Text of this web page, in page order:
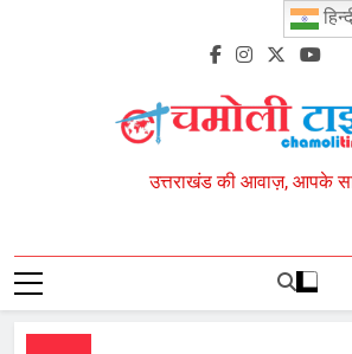
Chamoli
उत्तराखंड की आवाज़, आपके